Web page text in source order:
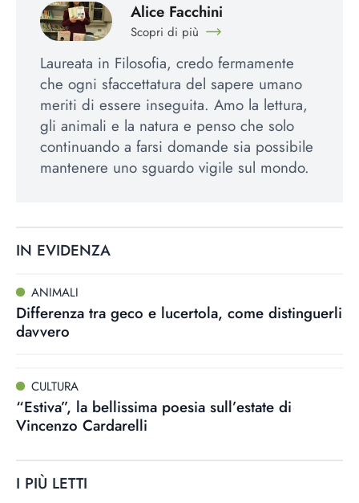
Alice Facchini
Scopri di più
Laureata in Filosofia, credo fermamente
che ogni sfaccettatura del sapere umano
meriti di essere inseguita. Amo la lettura,
gli animali e la natura e penso che solo
continuando a farsi domande sia possibile
mantenere uno sguardo vigile sul mondo.
IN EVIDENZA
ANIMALI
Differenza tra geco e lucertola, come distinguerli
davvero
CULTURA
“Estiva”, la bellissima poesia sull’estate di
Vincenzo Cardarelli
I PIÙ LETTI